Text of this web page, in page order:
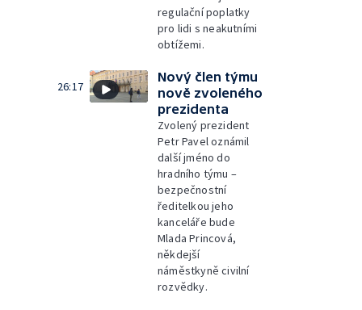
regulační poplatky
pro lidi s neakutními
obtížemi.
26:17
Nový člen týmu
nově zvoleného
prezidenta
Zvolený prezident
Petr Pavel oznámil
další jméno do
hradního týmu –
bezpečnostní
ředitelkou jeho
kanceláře bude
Mlada Princová,
někdejší
náměstkyně civilní
rozvědky.